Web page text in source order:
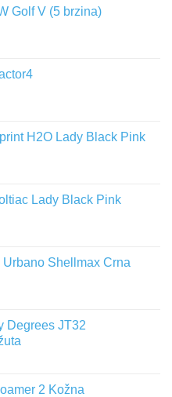
Golf V (5 brzina)
H2O Lady Black Pink
Lady Black Pink
Shellmax Crna
Degrees JT32
2 Kožna